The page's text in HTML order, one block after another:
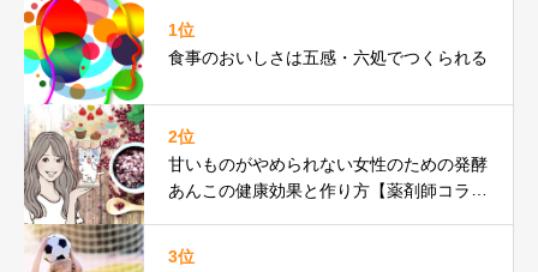
1位
食事のおいしさは五感・六処でつくられる
2位
甘いものがやめられない女性のための発酵
あんこの健康効果と作り方【薬剤師コラ
3位